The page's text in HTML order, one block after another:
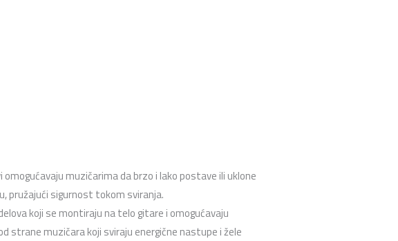
muzičarima da brzo i lako postave ili uklone
pružajući sigurnost tokom sviranja.
koji se montiraju na telo gitare i omogućavaju
strane muzičara koji sviraju energične nastupe i žele